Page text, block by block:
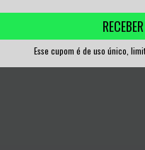
Esse cupom é de uso único,